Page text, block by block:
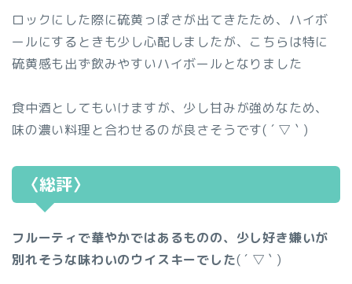
ロックにした際に硫黄っぽさが出てきたため、ハイボ
ールにするときも少し心配しましたが、こちらは特に
硫黄感も出ず飲みやすいハイボールとなりました
食中酒としてもいけますが、少し甘みが強めなため、
味の濃い料理と合わせるのが良さそうです( ´ ▽ ` )
〈総評〉
フルーティで華やかではあるものの、少し好き嫌いが
別れそうな味わいのウイスキーでした( ´ ▽ ` )